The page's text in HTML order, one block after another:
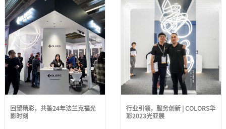
回望精彩，共鉴24年法兰克福光
影时刻
行业引领，服务创新 | COLORS华
彩2023光亚展